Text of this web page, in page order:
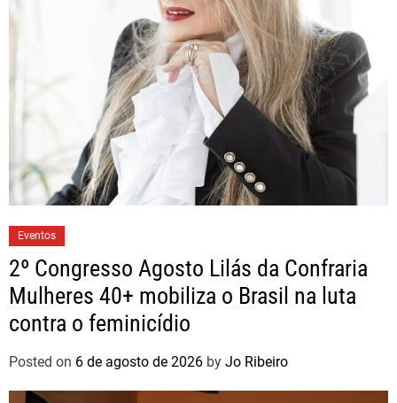
Eventos
2º Congresso Agosto Lilás da Confraria
Mulheres 40+ mobiliza o Brasil na luta
contra o feminicídio
Posted on 6 de agosto de 2026 by Jo Ribeiro